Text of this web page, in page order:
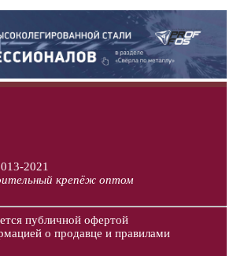
2021
крепёж оптом
публичной офертой
о продавце и правилами